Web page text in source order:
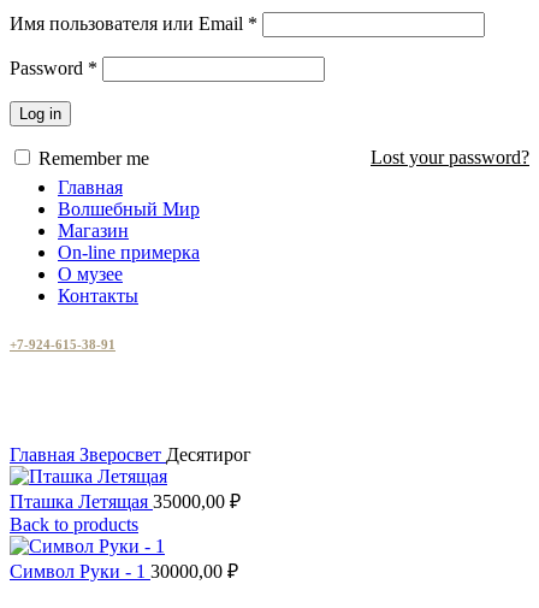
Имя пользователя или Email *
Password *
Log in
Lost your password?
Remember me
Главная
Волшебный Мир
Магазин
On-line примерка
О музее
Контакты
+7-924-615-38-91
Главная Зверосвет Десятирог
Пташка Летящая 35000,00 ₽
Back to products
Символ Руки - 1 30000,00 ₽